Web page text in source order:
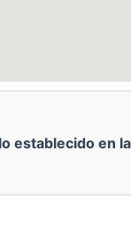
establecido en